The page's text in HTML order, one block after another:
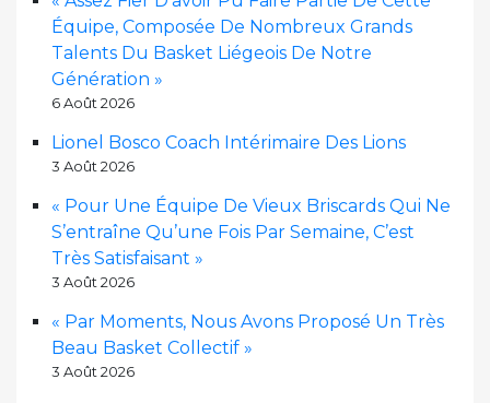
Équipe, Composée De Nombreux Grands
Talents Du Basket Liégeois De Notre
Génération »
6 Août 2026
Lionel Bosco Coach Intérimaire Des Lions
3 Août 2026
« Pour Une Équipe De Vieux Briscards Qui Ne
S’entraîne Qu’une Fois Par Semaine, C’est
Très Satisfaisant »
3 Août 2026
« Par Moments, Nous Avons Proposé Un Très
Beau Basket Collectif »
3 Août 2026